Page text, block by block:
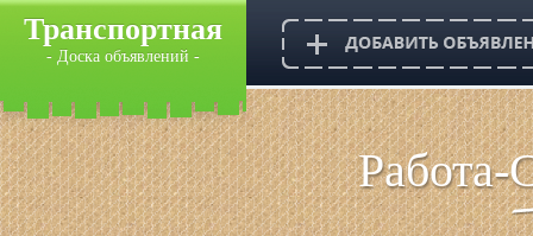
Транспортная
- Доска объявлений -